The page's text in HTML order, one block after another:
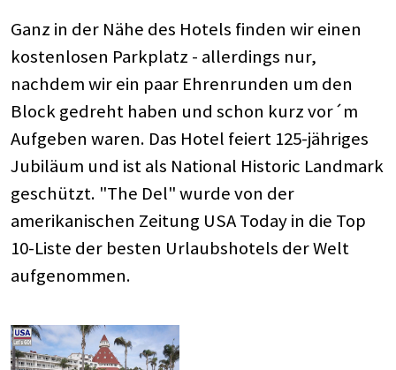
Ganz in der Nähe des Hotels finden wir einen
kostenlosen Parkplatz - allerdings nur,
nachdem wir ein paar Ehrenrunden um den
Block gedreht haben und schon kurz vor´m
Aufgeben waren. Das Hotel feiert 125-jähriges
Jubiläum und ist als National Historic Landmark
geschützt. "The Del" wurde von der
amerikanischen Zeitung USA Today in die Top
10-Liste der besten Urlaubshotels der Welt
aufgenommen.